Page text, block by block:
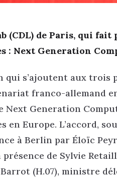
(CDL) de Paris, qui fait
: Next Generation
qui s’ajoutent aux
franco-allemand
Next Generation
en Europe. L’accord,
à Berlin par Éloïc
présence de Sylvie
(H.07), ministre